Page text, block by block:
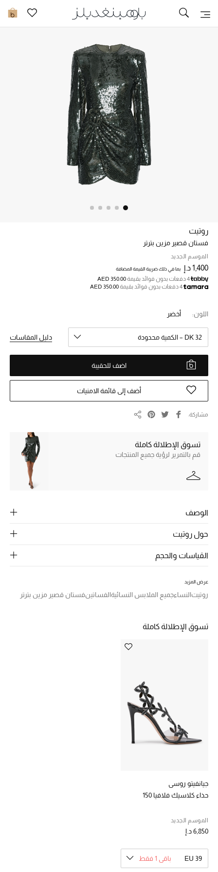
0 تخفيضات
خصم حتى 70%
تسوقوا الآن
ما وصلنا حديثاً
ما وصلنا حديثاً
النساء
الحقائب النسائية
أحذية النسائية
الجمال
المجوهرات
نسوقوا أحدث ما وصلنا
الموسم الجديد
ركن أناقة المنتجعات
جميع إصدارتنا النسائية
الحب للمحلي
روتيت
فستان قصير مزين بترتر
الموسم الجديد
1,400 د.إ بما في ذلك ضريبة القيمة المضافة
4 دفعات بدون فوائد بقيمة
AED 350.00
4 دفعات بدون فوائد بقيمة
AED 350.00
اللون: أخضر
DK 32 – الكمية محدودة دليل المقاسات
اضف للحقيبة
أضف إلى قائمة الامنيات
مشاركة
تسوق الإطلالة كاملة
قم بالتمرير لرؤية جميع المنتجات
الوصف
حول روتيت
القياسات والحجم
عرض المزيد
روتيتالنساءجميع الملابس النسائيةالفساتينفستان قصير مزين بترتر
تسوق الإطلالة كاملة
جيانفيتو روسي
حذاء كلاسيك فلافيا 150
الموسم الجديد
6,850 د.إ
EU 39 باقي 1 فقط